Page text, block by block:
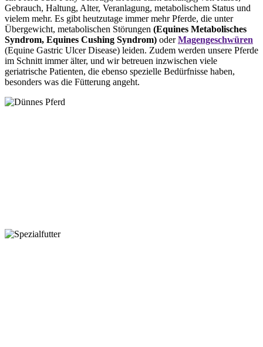
Gebrauch, Haltung, Alter, Veranlagung, metabolischem Status und
vielem mehr. Es gibt heutzutage immer mehr Pferde, die unter
Übergewicht, metabolischen Störungen (Equines Metabolisches
Syndrom, Equines Cushing Syndrom) oderMagengeschwüren
(Equine Gastric Ulcer Disease) leiden. Zudem werden unsere Pferde
im Schnitt immer älter, und wir betreuen inzwischen viele
geriatrische Patienten, die ebenso spezielle Bedürfnisse haben,
besonders was die Fütterung angeht.